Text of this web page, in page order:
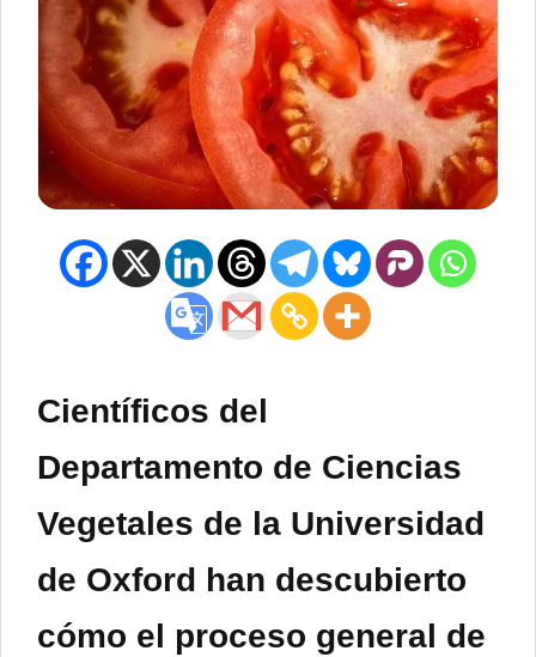
Científicos del
Departamento de Ciencias
Vegetales de la Universidad
de Oxford han descubierto
cómo el proceso general de